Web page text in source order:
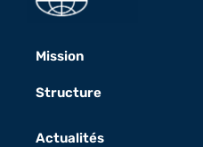
Mission
Structure
Actualités